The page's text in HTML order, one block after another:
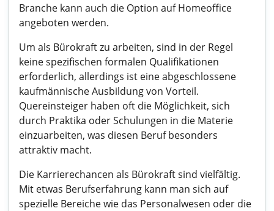
Branche kann auch die Option auf Homeoffice
angeboten werden.
Um als Bürokraft zu arbeiten, sind in der Regel
keine spezifischen formalen Qualifikationen
erforderlich, allerdings ist eine abgeschlossene
kaufmännische Ausbildung von Vorteil.
Quereinsteiger haben oft die Möglichkeit, sich
durch Praktika oder Schulungen in die Materie
einzuarbeiten, was diesen Beruf besonders
attraktiv macht.
Die Karrierechancen als Bürokraft sind vielfältig.
Mit etwas Berufserfahrung kann man sich auf
spezielle Bereiche wie das Personalwesen oder die